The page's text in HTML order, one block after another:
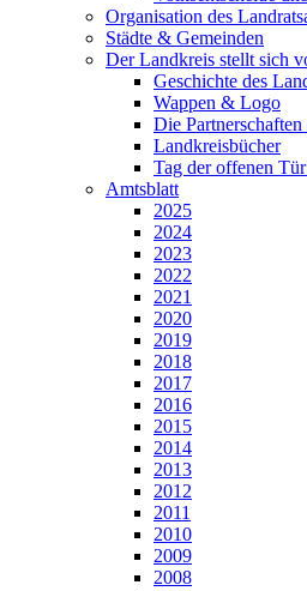
Organisation des
Städte & Gemeinden
Der Landkreis stellt sich
Geschichte des
Wappen & Logo
Die
Landkreisbücher
Tag der offenen
Amtsblatt
2025
2024
2023
2022
2021
2020
2019
2018
2017
2016
2015
2014
2013
2012
2011
2010
2009
2008